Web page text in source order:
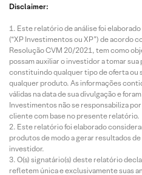
Disclaimer:
Este relatório de análise foi
(“XP Investimentos ou XP”) de acordo
Resolução CVM 20/2021, tem como
possam auxiliar o investidor a tomar
constituindo qualquer tipo de oferta ou
qualquer produto. As informações
válidas na data de sua divulgação e
Investimentos não se responsabiliza
cliente com base no presente relatório.
Este relatório foi elaborado
produtos de modo a gerar resultados
investidor.
O(s) signatário(s) deste relatório
refletem única e exclusivamente suas